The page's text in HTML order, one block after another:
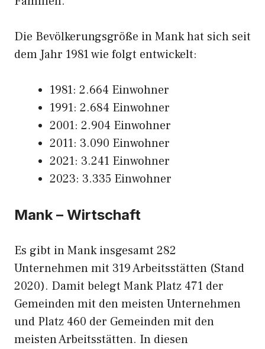
Die Bevölkerungsgröße in Mank hat sich seit
dem Jahr 1981 wie folgt entwickelt:
1981: 2.664 Einwohner
1991: 2.684 Einwohner
2001: 2.904 Einwohner
2011: 3.090 Einwohner
2021: 3.241 Einwohner
2023: 3.335 Einwohner
Mank – Wirtschaft
Es gibt in Mank insgesamt 282
Unternehmen mit 319 Arbeitsstätten (Stand
2020). Damit belegt Mank Platz 471 der
Gemeinden mit den meisten Unternehmen
und Platz 460 der Gemeinden mit den
meisten Arbeitsstätten. In diesen